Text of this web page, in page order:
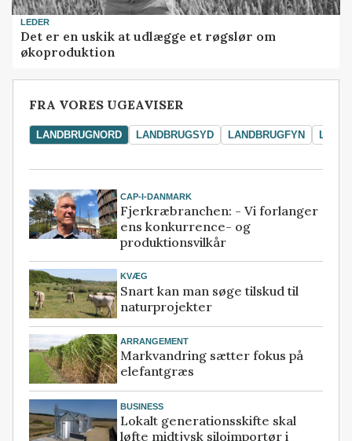
LEDER
Det er en uskik at udlægge et røgslør om
økoproduktion
FRA VORES UGEAVISER
LANDBRUGNORD LANDBRUGSYD LANDBRUGFYN
CAP-I-DANMARK
Fjerkræbranchen: - Vi forlanger
ens konkurrence- og
produktionsvilkår
KVÆG
Snart kan man søge tilskud til
naturprojekter
ARRANGEMENT
Markvandring sætter fokus på
elefantgræs
BUSINESS
Lokalt generationsskifte skal
løfte midtjysk siloimportør i